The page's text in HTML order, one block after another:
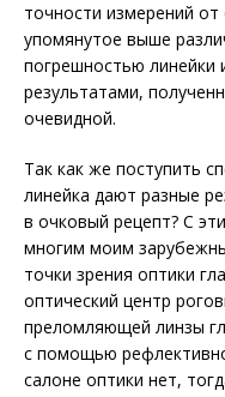
точности измерений
упомянутое выше
погрешностью линейки
результатами,
очевидной.
Так как же поступить
линейка дают разные
в очковый рецепт? С
многим моим
точки зрения оптики
оптический центр
преломляющей линзы
с помощью
салоне оптики нет,